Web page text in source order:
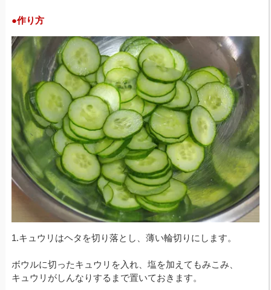
●作り方
1.キュウリはヘタを切り落とし、薄い輪切りにします。
ボウルに切ったキュウリを入れ、塩を加えてもみこみ、
キュウリがしんなりするまで置いておきます。